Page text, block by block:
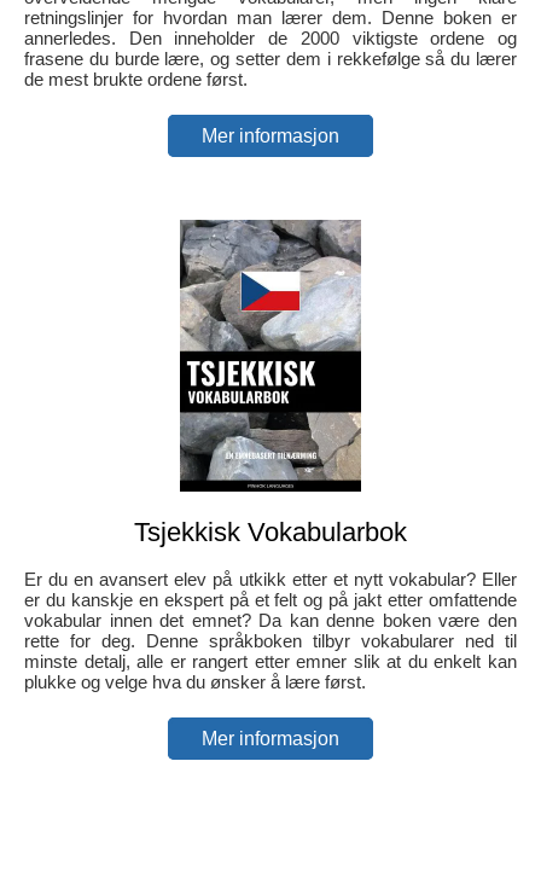
retningslinjer for hvordan man lærer dem. Denne boken er
annerledes. Den inneholder de 2000 viktigste ordene og
frasene du burde lære, og setter dem i rekkefølge så du lærer
de mest brukte ordene først.
Mer informasjon
Tsjekkisk Vokabularbok
Er du en avansert elev på utkikk etter et nytt vokabular? Eller
er du kanskje en ekspert på et felt og på jakt etter omfattende
vokabular innen det emnet? Da kan denne boken være den
rette for deg. Denne språkboken tilbyr vokabularer ned til
minste detalj, alle er rangert etter emner slik at du enkelt kan
plukke og velge hva du ønsker å lære først.
Mer informasjon